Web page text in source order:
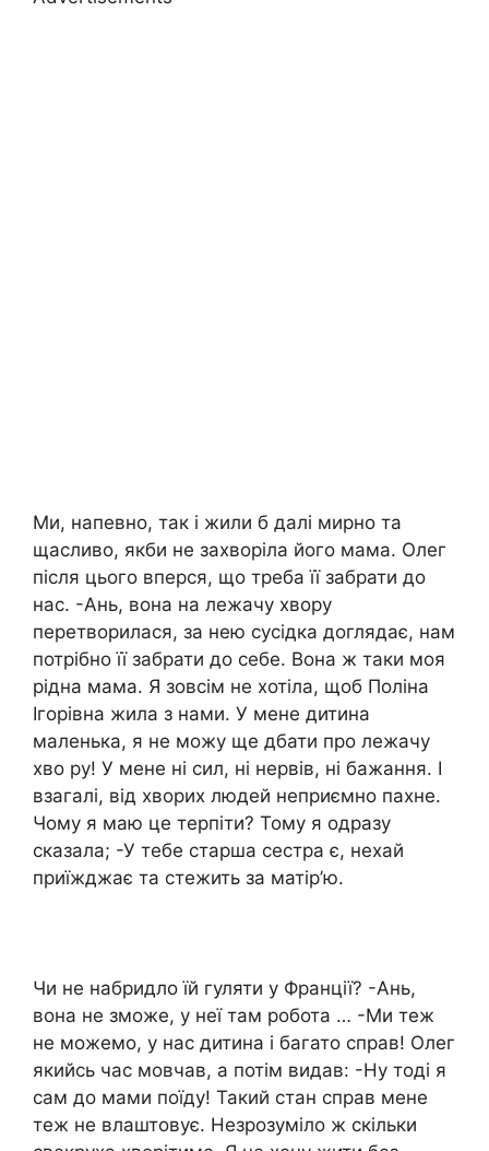
Ми, напевно, так і жили б далі мирно та
щасливо, якби не захворіла його мама. Олег
після цього вперся, що треба її забрати до
нас. -Ань, вона на лежачу хвору
перетворилася, за нею сусідка доглядає, нам
потрібно її забрати до себе. Вона ж таки моя
рідна мама. Я зовсім не хотіла, щоб Поліна
Ігорівна жила з нами. У мене дитина
маленька, я не можу ще дбати про лежачу
хво ру! У мене ні сил, ні нервів, ні бажання. І
взагалі, від хворих людей неприємно пахне.
Чому я маю це терпіти? Тому я одразу
сказала; -У тебе старша сестра є, нехай
приїжджає та стежить за матір’ю.
Чи не набридло їй гуляти у Франції? -Ань,
вона не зможе, у неї там робота … -Ми теж
не можемо, у нас дитина і багато справ! Олег
якийсь час мовчав, а потім видав: -Ну тоді я
сам до мами поїду! Такий стан справ мене
теж не влаштовує. Незрозуміло ж скільки